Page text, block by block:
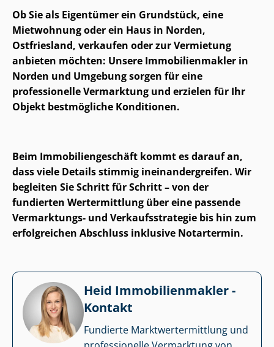
Ob Sie als Eigentümer ein Grundstück, eine
Mietwohnung oder ein Haus in Norden,
Ostfriesland, verkaufen oder zur Vermietung
anbieten möchten: Unsere Im­mo­bi­li­en­mak­ler in
Norden und Umgebung sorgen für eine
professionelle Vermarktung und erzielen für Ihr
Objekt bestmögliche Konditionen.
Beim Im­mo­bi­li­en­ge­schäft kommt es darauf an,
dass viele Details stimmig in­ein­an­der­grei­fen. Wir
begleiten Sie Schritt für Schritt – von der
fundierten Wertermittlung über eine passende
Vermarktungs- und Ver­kaufs­stra­te­gie bis hin zum
erfolgreichen Abschluss inklusive Notartermin.
Heid Im­mo­bi­li­en­mak­ler -
Kontakt
Fundierte Markt­wert­ermitt­lung und